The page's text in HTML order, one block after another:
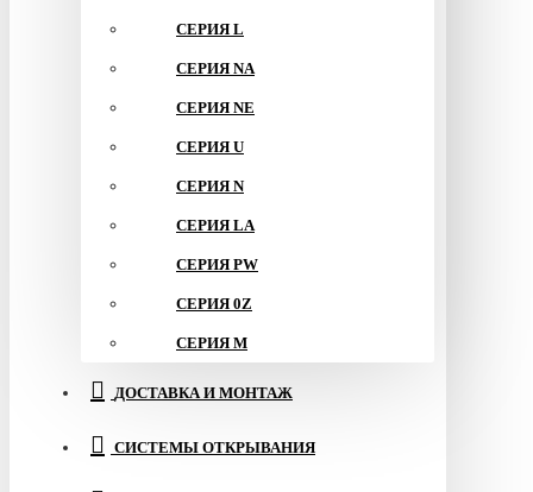
СЕРИЯ L
СЕРИЯ NA
СЕРИЯ NE
СЕРИЯ U
СЕРИЯ N
СЕРИЯ LA
СЕРИЯ PW
СЕРИЯ 0Z
СЕРИЯ M
ДОСТАВКА И МОНТАЖ
СИСТЕМЫ ОТКРЫВАНИЯ